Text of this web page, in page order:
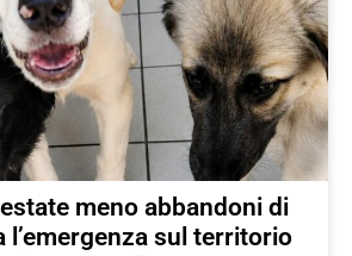
meno abbandoni di
l’emergenza sul territorio